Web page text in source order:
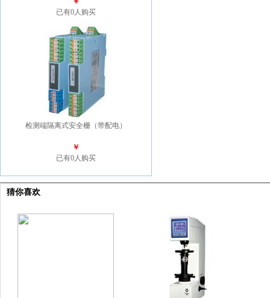
已有0人购买
检测端隔离式安全栅（带配电）
￥
已有0人购买
猜你喜欢